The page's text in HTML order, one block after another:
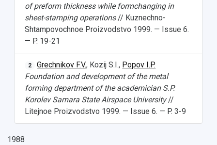
of preform thickness while formchanging in
sheet-stamping operations// Kuznechno-
Shtampovochnoe Proizvodstvo 1999. — Issue 6.
— P. 19-21
2 Grechnikov F.V., Kozij S.I., Popov I.P.
Foundation and development of the metal
forming department of the academician S.P.
Korolev Samara State Airspace University//
Litejnoe Proizvodstvo 1999. — Issue 6. — P. 3-9
1988